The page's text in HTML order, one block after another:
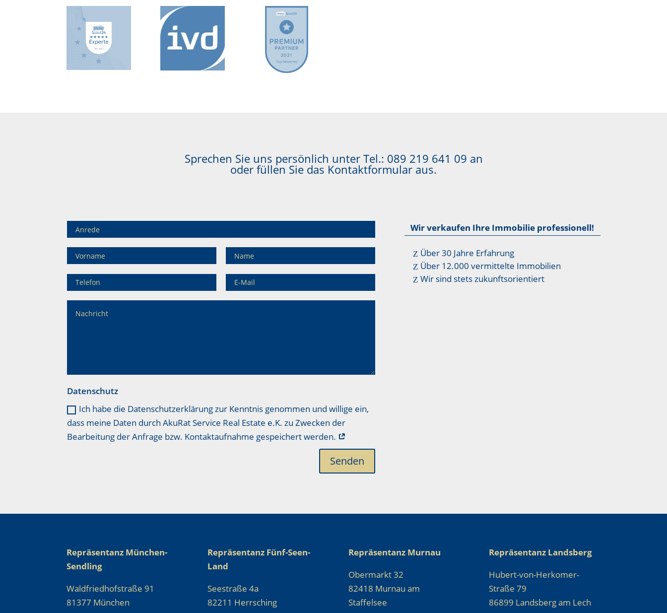
Sprechen Sie uns persönlich unter Tel.: 089 219 641 09 an
oder füllen Sie das Kontaktformular aus.
Datenschutz
Ich habe die Datenschutzerklärung zur Kenntnis genommen und willige ein,
dass meine Daten durch AkuRat Service Real Estate e.K. zu Zwecken der
Bearbeitung der Anfrage bzw. Kontaktaufnahme gespeichert werden.
Senden
Wir verkaufen Ihre Immobilie professionell!
Über 30 Jahre Erfahrung
Über 12.000 vermittelte Immobilien
Wir sind stets zukunftsorientiert
Repräsentanz München-
Sendling
Waldfriedhofstraße 91
81377 München
Repräsentanz Fünf-Seen-
Land
Seestraße 4a
82211 Herrsching
Repräsentanz Murnau
Obermarkt 32
82418 Murnau am
Staffelsee
Repräsentanz Landsberg
Hubert-von-Herkomer-
Straße 79
86899 Landsberg am Lech